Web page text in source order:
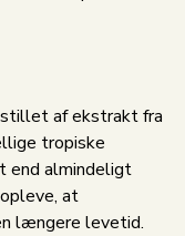
af ekstrakt fra
tropiske
end almindeligt
at
længere levetid.